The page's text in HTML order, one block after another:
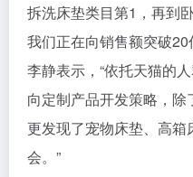
拆洗床垫类目第1，再到
我们正在向销售额突破20
李静表示，“依托天猫的
向定制产品开发策略，除
更发现了宠物床垫、高
会。”